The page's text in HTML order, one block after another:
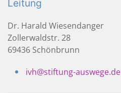
Leitung
Dr. Harald Wiesendanger
Zollerwaldstr. 28
69436 Schönbrunn
ivh@stiftung-auswege.de